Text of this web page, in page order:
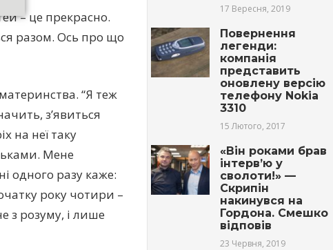
– це прекрасно.
разом. Ось про що
“Я теж
з’явиться
на неї таку
Мене
одного разу каже:
року чотири –
з розуму, і лише
17 Вересня, 2019
Повернення
легенди:
компанія
представить
оновлену версію
телефону Nokia
3310
15 Лютого, 2017
«Він роками брав
інтерв’ю у
сволоти!» —
Скрипін
накинувся на
Гордона. Смешко
відповів
23 Червня, 2019